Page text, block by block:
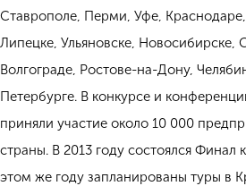
Ставрополе, Перми, Уфе,
Липецке, Ульяновске, Новосибирске,
Волгограде, Ростове-на-Дону,
Петербурге. В конкурсе и
приняли участие около 10 000
страны. В 2013 году состоялся Финал
этом же году запланированы туры в